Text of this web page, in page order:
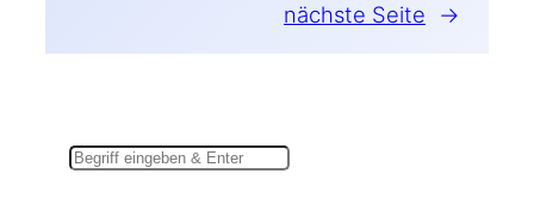
nächste Seite
→